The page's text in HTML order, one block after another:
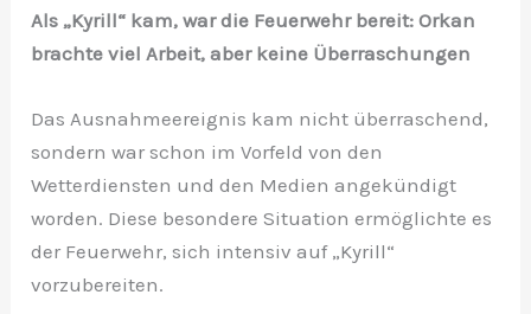
Als „Kyrill“ kam, war die Feuerwehr bereit: Orkan
brachte viel Arbeit, aber keine Überraschungen
Das Ausnahmeereignis kam nicht überraschend,
sondern war schon im Vorfeld von den
Wetterdiensten und den Medien angekündigt
worden. Diese besondere Situation ermöglichte es
der Feuerwehr, sich intensiv auf „Kyrill“
vorzubereiten.